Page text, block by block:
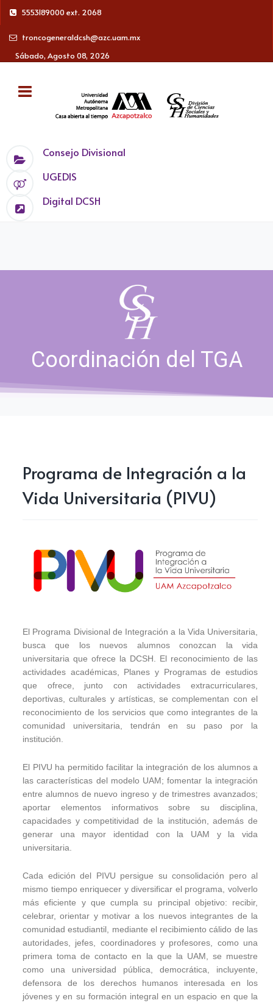
5553189000 ext. 2068
troncogeneraldcsh@azc.uam.mx
Sábado, Agosto 08, 2026
Consejo Divisional
UGEDIS
Digital DCSH
Coordinación del TGA
Programa de Integración a la
Vida Universitaria (PIVU)
El Programa Divisional de Integración a la Vida Universitaria,
busca que los nuevos alumnos conozcan la vida
universitaria que ofrece la DCSH. El reconocimiento de las
actividades académicas, Planes y Programas de estudios
que ofrece, junto con actividades extracurriculares,
deportivas, culturales y artísticas, se complementan con el
reconocimiento de los servicios que como integrantes de la
comunidad universitaria, tendrán en su paso por la
institución.
El PIVU ha permitido facilitar la integración de los alumnos a
las características del modelo UAM; fomentar la integración
entre alumnos de nuevo ingreso y de trimestres avanzados;
aportar elementos informativos sobre su disciplina,
capacidades y competitividad de la institución, además de
generar una mayor identidad con la UAM y la vida
universitaria.
Cada edición del PIVU persigue su consolidación pero al
mismo tiempo enriquecer y diversificar el programa, volverlo
más eficiente y que cumpla su principal objetivo: recibir,
celebrar, orientar y motivar a los nuevos integrantes de la
comunidad estudiantil, mediante el recibimiento cálido de las
autoridades, jefes, coordinadores y profesores, como una
primera toma de contacto en la que la UAM, se muestre
como una universidad pública, democrática, incluyente,
defensora de los derechos humanos interesada en los
jóvenes y en su formación integral en un espacio en que la